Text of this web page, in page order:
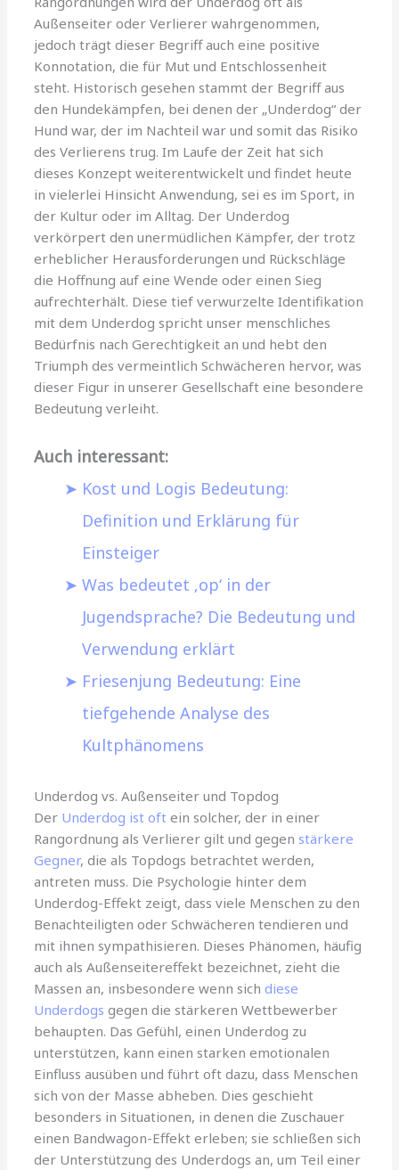
Außenseiter oder Verlierer wahrgenommen,
jedoch trägt dieser Begriff auch eine positive
Konnotation, die für Mut und Entschlossenheit
steht. Historisch gesehen stammt der Begriff aus
den Hundekämpfen, bei denen der „Underdog“ der
Hund war, der im Nachteil war und somit das Risiko
des Verlierens trug. Im Laufe der Zeit hat sich
dieses Konzept weiterentwickelt und findet heute
in vielerlei Hinsicht Anwendung, sei es im Sport, in
der Kultur oder im Alltag. Der Underdog
verkörpert den unermüdlichen Kämpfer, der trotz
erheblicher Herausforderungen und Rückschläge
die Hoffnung auf eine Wende oder einen Sieg
aufrechterhält. Diese tief verwurzelte Identifikation
mit dem Underdog spricht unser menschliches
Bedürfnis nach Gerechtigkeit an und hebt den
Triumph des vermeintlich Schwächeren hervor, was
dieser Figur in unserer Gesellschaft eine besondere
Bedeutung verleiht.
Auch interessant:
Kost und Logis Bedeutung:
Definition und Erklärung für
Einsteiger
Was bedeutet ‚op‘ in der
Jugendsprache? Die Bedeutung und
Verwendung erklärt
Friesenjung Bedeutung: Eine
tiefgehende Analyse des
Kultphänomens
Underdog vs. Außenseiter und Topdog
Der Underdog ist oft ein solcher, der in einer
Rangordnung als Verlierer gilt und gegen stärkere
Gegner, die als Topdogs betrachtet werden,
antreten muss. Die Psychologie hinter dem
Underdog-Effekt zeigt, dass viele Menschen zu den
Benachteiligten oder Schwächeren tendieren und
mit ihnen sympathisieren. Dieses Phänomen, häufig
auch als Außenseitereffekt bezeichnet, zieht die
Massen an, insbesondere wenn sichdiese
Underdogs gegen die stärkeren Wettbewerber
behaupten. Das Gefühl, einen Underdog zu
unterstützen, kann einen starken emotionalen
Einfluss ausüben und führt oft dazu, dass Menschen
sich von der Masse abheben. Dies geschieht
besonders in Situationen, in denen die Zuschauer
einen Bandwagon-Effekt erleben; sie schließen sich
der Unterstützung des Underdogs an, um Teil einer